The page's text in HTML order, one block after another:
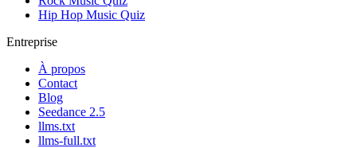
Hip Hop Music Quiz
Entreprise
À propos
Contact
Blog
Seedance 2.5
llms.txt
llms-full.txt